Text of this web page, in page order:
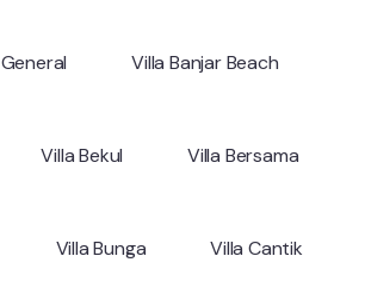
General Villa Banjar Beach
Villa Bekul Villa Bersama
Villa Bunga Villa Cantik